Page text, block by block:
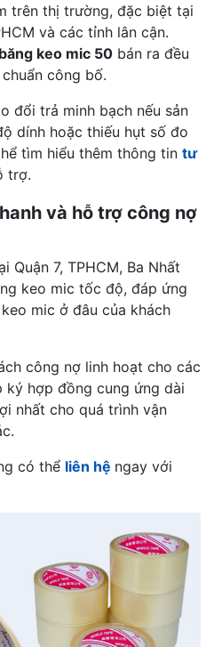
trên thị trường, đặc biệt tại
và các tỉnh lân cận.
băng keo mic 50 bán ra đều
công bố.
đổi trả minh bạch nếu sản
dính hoặc thiếu hụt số đo
tìm hiểu thêm thông tin tư
trợ.
và hỗ trợ công nợ
Quận 7, TPHCM, Ba Nhất
keo mic tốc độ, đáp ứng
mic ở đâu của khách
công nợ linh hoạt cho các
ký hợp đồng cung ứng dài
nhất cho quá trình vận
có thể liên hệ ngay với